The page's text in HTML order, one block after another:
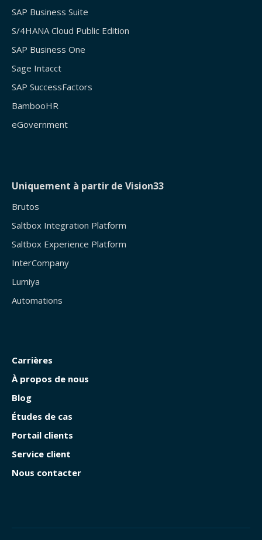
SAP Business Suite
S/4HANA Cloud Public Edition
SAP Business One
Sage Intacct
SAP SuccessFactors
BambooHR
eGovernment
Uniquement à partir de Vision33
Brutos
Saltbox Integration Platform
Saltbox Experience Platform
InterCompany
Lumiya
Automations
Carrières
À propos de nous
Blog
Études de cas
Portail clients
Service client
Nous contacter